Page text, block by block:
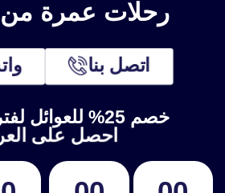
رحلات عمرة من
اتصل بنا
خصم 25% للعوائل لفترة محدودة
احصل على